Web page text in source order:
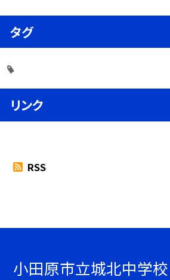
タグ
リンク
RSS
小田原市立城北中学校